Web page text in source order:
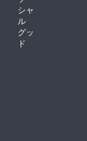
シャ
ル
グッ
ド